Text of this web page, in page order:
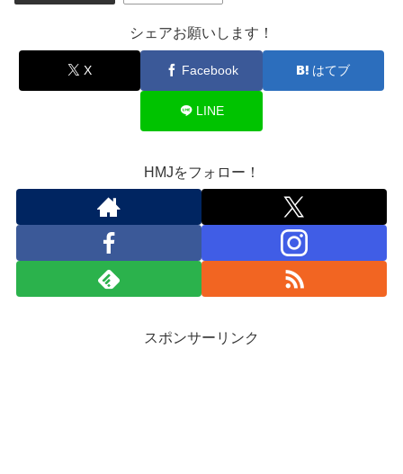
シェアお願いします！
X Facebook はてブ
LINE
HMJをフォロー！
スポンサーリンク